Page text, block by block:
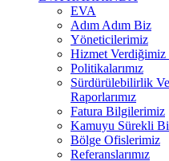
EVA
Adım Adım Biz
Yöneticilerimiz
Hizmet
Politikalarımız
Sürdürülebilirlik
Raporlarımız
Fatura Bilgilerimiz
Kamuyu Sürekli
Bölge Ofislerimiz
Referanslarımız